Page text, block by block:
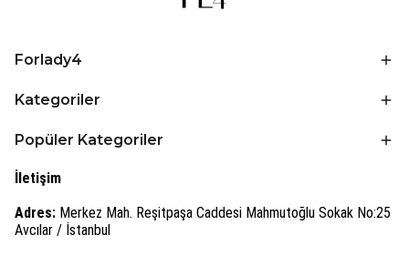
Forlady4
Kategoriler
Popüler Kategoriler
İletişim
Adres: Merkez Mah. Reşitpaşa Caddesi Mahmutoğlu Sokak No:25
Avcılar / İstanbul